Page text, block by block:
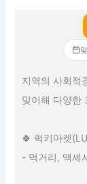
지역의 사회적
맞이해 다양한
🍀 럭키마켓
- 먹거리, 액세